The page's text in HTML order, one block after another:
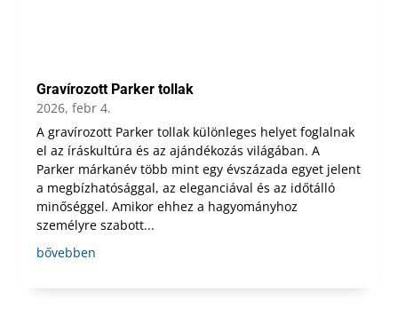
Gravírozott Parker tollak
2026, febr 4.
A gravírozott Parker tollak különleges helyet foglalnak
el az íráskultúra és az ajándékozás világában. A
Parker márkanév több mint egy évszázada egyet jelent
a megbízhatósággal, az eleganciával és az időtálló
minőséggel. Amikor ehhez a hagyományhoz
személyre szabott...
bővebben